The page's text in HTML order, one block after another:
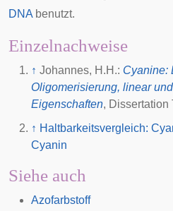
DNA benutzt.
Einzelnachweise
↑ Johannes, H.H.: Cyanine:
Oligomerisierung, linear
Eigenschaften, Dissertation
↑ Haltbarkeitsvergleich:
Cyanin
Siehe auch
Azofarbstoff